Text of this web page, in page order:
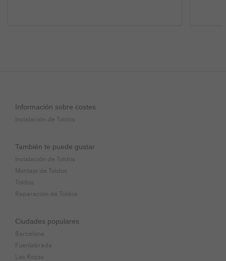
Información sobre costes
Instalación de Toldos
También te puede gustar
Instalación de Toldos
Montaje de Toldos
Toldos
Reparación de Toldos
Ciudades populares
Barcelona
Fuenlabrada
Las Rozas